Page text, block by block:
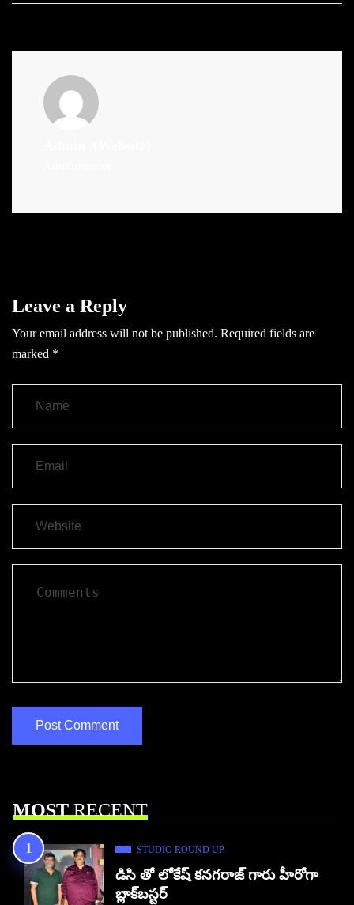
Leave a Reply
Your email address will not be published. Required fields are
marked *
MOSTRECENT
STUDIO ROUND UP
డిసి తో లోకేష్ కనగరాజ్ గారు హీరోగా
బ్లాక్‌బస్టర్